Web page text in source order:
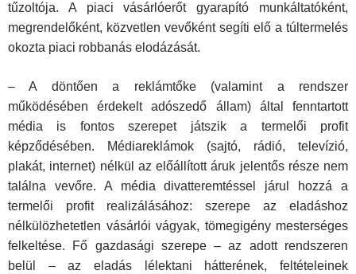
tűzoltója. A piaci vásárlóerőt gyarapító munkáltatóként,
megrendelőként, közvetlen vevőként segíti elő a túltermelés
okozta piaci robbanás elodázását.
– A döntően a reklámtőke (valamint a rendszer
működésében érdekelt adószedő állam) által fenntartott
média is fontos szerepet játszik a ter­melői profit
képződésében. Médiareklámok (sajtó, rádió, televízió,
plakát, internet) nélkül az előállított áruk jelentős része nem
találna vevőre. A mé­dia divatteremtéssel járul hozzá a
termelői profit realizálásához: szerepe az eladáshoz
nélkülözhetetlen vásárlói vágyak, tömegigény mesterséges
felkeltése. Fő gazdasági szerepe – az adott rendszeren
belül – az eladás lélektani hátterének, feltételeinek